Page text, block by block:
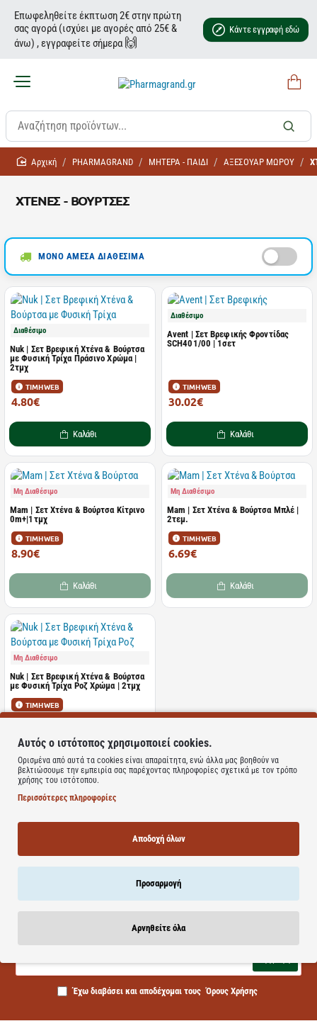
Επωφεληθείτε έκπτωση 2€ στην πρώτη
σας αγορά (ισχύει με αγορές από 25€ &
άνω) , εγγραφείτε σήμερα 🙌
Κάντε εγγραφή εδώ
ΧΤΕΝΕΣ - ΒΟΥΡΤΣΕΣ
homePHARMAGRAND ΜΗΤΕΡΑ - ΠΑΙΔΙ ΑΞΕΣΟΥΑΡ ΜΩΡΟΥ
ΜΟΝΟ ΑΜΕΣΑ ΔΙΑΘΕΣΙΜΑ
Διαθέσιμο
Nuk | Σετ Βρεφική Χτένα & Βούρτσα
με Φυσική Τρίχα Πράσινο Χρώμα |
2τμχ
ΤΙΜΗ WEB
4.80€
Καλάθι
Διαθέσιμο
Avent | Σετ Βρεφικής Φροντίδας
SCH401/00 | 1σετ
ΤΙΜΗ WEB
30.02€
Καλάθι
Μη Διαθέσιμο
Mam | Σετ Χτένα & Βούρτσα Κίτρινο
0m+|1τμχ
ΤΙΜΗ WEB
8.90€
Καλάθι
Μη Διαθέσιμο
Mam | Σετ Χτένα & Βούρτσα Μπλέ |
2τεμ.
ΤΙΜΗ WEB
6.69€
Καλάθι
Μη Διαθέσιμο
Nuk | Σετ Βρεφική Χτένα & Βούρτσα
με Φυσική Τρίχα Ροζ Χρώμα | 2τμχ
ΤΙΜΗ WEB
4.80€
NEWSLETTER
Προσφορές & Δώρα & πολλά άλλα απευθείας στο inbox σου
E-
Έχω διαβάσει και αποδέχομαι τους Όρους Χρήσης
Αυτός ο ιστότοπος χρησιμοποιεί cookies.
Ορισμένα από αυτά τα cookies είναι απαραίτητα, ενώ άλλα μας βοηθούν να
βελτιώσουμε την εμπειρία σας παρέχοντας πληροφορίες σχετικά με τον τρόπο
χρήσης του ιστότοπου.
Περισσότερες πληροφορίες
Αποδοχή όλων
Προσαρμογή
Αρνηθείτε όλα